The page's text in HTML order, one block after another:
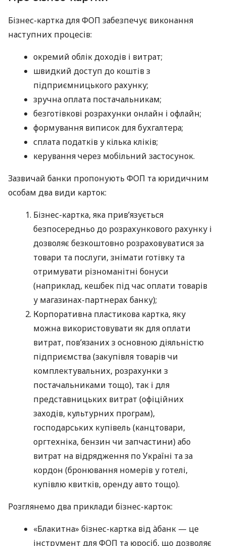
Бізнес-картка для ФОП забезпечує виконання
наступних процесів:
окремий облік доходів і витрат;
швидкий доступ до коштів з
підприємницького рахунку;
зручна оплата постачальникам;
безготівкові розрахунки онлайн і офлайн;
формування виписок для бухгалтера;
сплата податків у кілька кліків;
керування через мобільний застосунок.
Зазвичай банки пропонують ФОП та юридичним
особам два види карток:
Бізнес-картка, яка прив’язується
безпосередньо до розрахункового рахунку і
дозволяє безкоштовно розраховуватися за
товари та послуги, знімати готівку та
отримувати різноманітні бонуси
(наприклад, кешбек під час оплати товарів
у магазинах-партнерах банку);
Корпоративна пластикова картка, яку
можна використовувати як для оплати
витрат, пов’язаних з основною діяльністю
підприємства (закупівля товарів чи
комплектувальних, розрахунки з
постачальниками тощо), так і для
представницьких витрат (офіційних
заходів, культурних програм),
господарських купівель (канцтовари,
оргтехніка, бензин чи запчастини) або
витрат на відрядження по Україні та за
кордон (бронювання номерів у готелі,
купівлю квитків, оренду авто тощо).
Розглянемо два приклади бізнес-карток:
«Блакитна» бізнес-картка від àбанк — це
інструмент для ФОП та юросіб, що дозволяє